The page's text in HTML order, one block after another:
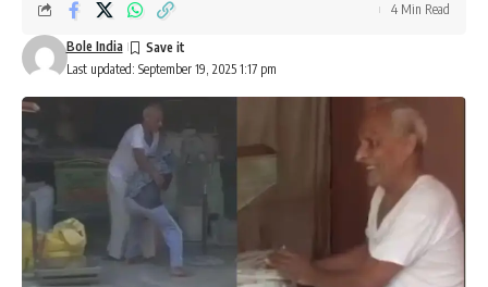
Last updated: September 19, 2025 1:17 pm
Bole India
4 Min Read